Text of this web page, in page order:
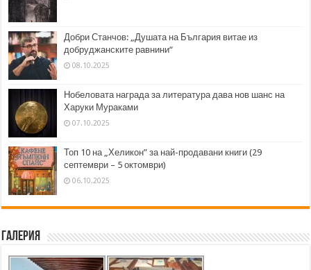
Добри Станчов: „Душата на България витае из
добруджанските равнини“
08.10.2025
Нобеловата награда за литература дава нов шанс на
Харуки Мураками
07.10.2025
Топ 10 на „Хеликон” за най-продавани книги (29
септември – 5 октомври)
06.10.2025
Галерия